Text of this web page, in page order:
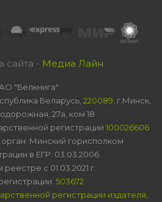
сайта - Медиа Лайн
"Белкнига"
Беларусь, 220089 , г.Минск,
27а, ком 18
регистрации 100026606
Минский горисполком
в ЕГР: 03.03.2006
с 01.03.2021 г.
503672
регистрации издателя,